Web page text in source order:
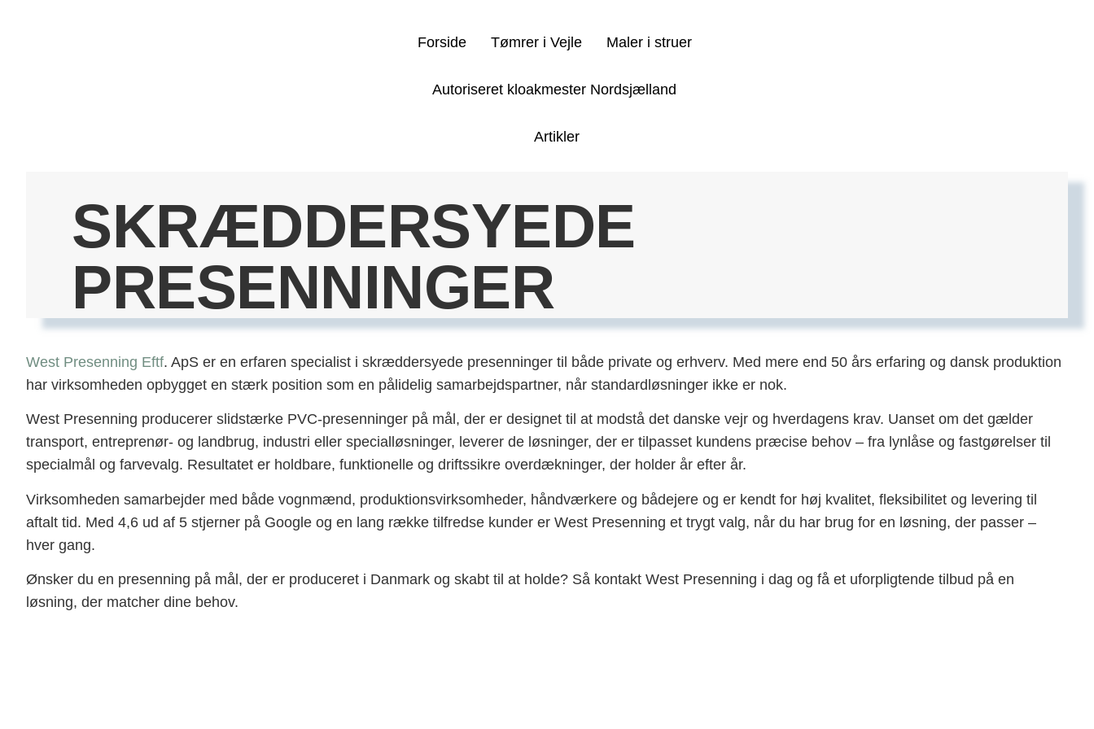
Forside Tømrer i Vejle Maler i struer
Autoriseret kloakmester Nordsjælland
Artikler
SKRÆDDERSYEDE
PRESENNINGER
West Presenning Eftf. ApS er en erfaren specialist i skræddersyede presenninger til både private og erhverv. Med mere end 50 års erfaring og dansk produktion
har virksomheden opbygget en stærk position som en pålidelig samarbejdspartner, når standardløsninger ikke er nok.
West Presenning producerer slidstærke PVC-presenninger på mål, der er designet til at modstå det danske vejr og hverdagens krav. Uanset om det gælder
transport, entreprenør- og landbrug, industri eller specialløsninger, leverer de løsninger, der er tilpasset kundens præcise behov – fra lynlåse og fastgørelser til
specialmål og farvevalg. Resultatet er holdbare, funktionelle og driftssikre overdækninger, der holder år efter år.
Virksomheden samarbejder med både vognmænd, produktionsvirksomheder, håndværkere og bådejere og er kendt for høj kvalitet, fleksibilitet og levering til
aftalt tid. Med 4,6 ud af 5 stjerner på Google og en lang række tilfredse kunder er West Presenning et trygt valg, når du har brug for en løsning, der passer –
hver gang.
Ønsker du en presenning på mål, der er produceret i Danmark og skabt til at holde? Så kontakt West Presenning i dag og få et uforpligtende tilbud på en
løsning, der matcher dine behov.